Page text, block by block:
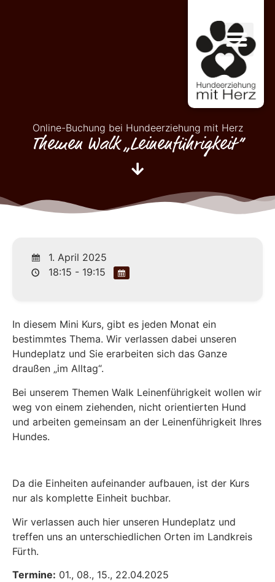
Online-Buchung bei Hundeerziehung mit Herz
Themen Walk „Leinenführigkeit“
1. April 2025
18:15 - 19:15
In diesem Mini Kurs, gibt es jeden Monat ein
bestimmtes Thema. Wir verlassen dabei unseren
Hundeplatz und Sie erarbeiten sich das Ganze
draußen „im Alltag“.
Bei unserem Themen Walk Leinenführigkeit wollen wir
weg von einem ziehenden, nicht orientierten Hund
und arbeiten gemeinsam an der Leinenführigkeit Ihres
Hundes.
Da die Einheiten aufeinander aufbauen, ist der Kurs
nur als komplette Einheit buchbar.
Wir verlassen auch hier unseren Hundeplatz und
treffen uns an unterschiedlichen Orten im Landkreis
Fürth.
Termine: 01., 08., 15., 22.04.2025